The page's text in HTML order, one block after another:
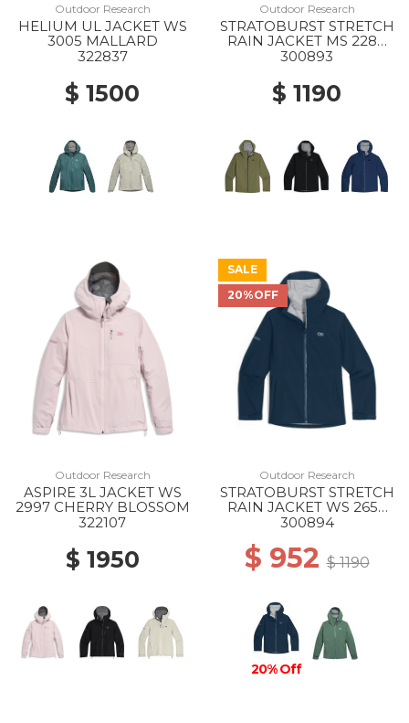
Outdoor Research
HELIUM UL JACKET WS
3005 MALLARD
322837
$ 1500
Outdoor Research
STRATOBURST STRETCH
RAIN JACKET MS 2288
RANGER GREEN
300893
$ 1190
Outdoor Research
ASPIRE 3L JACKET WS
2997 CHERRY BLOSSOM
322107
$ 1950
SALE
20%OFF
Outdoor Research
STRATOBURST STRETCH
RAIN JACKET WS 2650
CENOTE
300894
$ 952$ 1190
20% Off